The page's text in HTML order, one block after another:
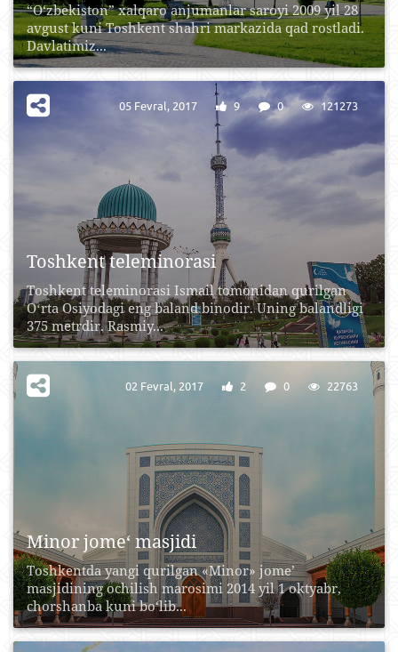
“O‘zbekiston” xalqaro anjumanlar saroyi 2009 yil 28
avgust kuni Toshkent shahri markazida qad rostladi.
Davlatimiz...
Toshkent teleminorasi
Toshkent teleminorasi Ismail tomonidan qurilgan
Oʻrta Osiyodagi eng baland binodir. Uning balandligi
375 metrdir. Rasmiy...
05 Fevral, 2017 9 0 121273
Minor jome‘ masjidi
Toshkentda yangi qurilgan «Minor» jome’
masjidining ochilish marosimi 2014 yil 1 oktyabr,
chorshanba kuni bo‘lib...
02 Fevral, 2017 2 0 22763